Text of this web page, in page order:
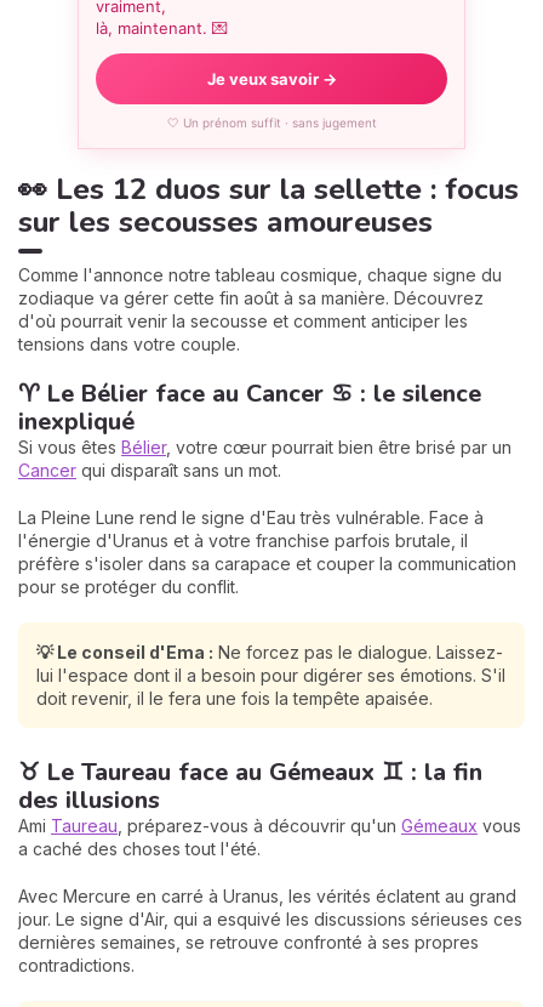
vraiment,
là, maintenant. 💌
Je veux savoir →
🤍 Un prénom suffit · sans jugement
👀 Les 12 duos sur la sellette : focus
sur les secousses amoureuses
Comme l'annonce notre tableau cosmique, chaque signe du
zodiaque va gérer cette fin août à sa manière. Découvrez
d'où pourrait venir la secousse et comment anticiper les
tensions dans votre couple.
♈ Le Bélier face au Cancer ♋ : le silence
inexpliqué
Si vous êtes Bélier, votre cœur pourrait bien être brisé par un
Cancer qui disparaît sans un mot.
La Pleine Lune rend le signe d'Eau très vulnérable. Face à
l'énergie d'Uranus et à votre franchise parfois brutale, il
préfère s'isoler dans sa carapace et couper la communication
pour se protéger du conflit.
💡 Le conseil d'Ema : Ne forcez pas le dialogue. Laissez-
lui l'espace dont il a besoin pour digérer ses émotions. S'il
doit revenir, il le fera une fois la tempête apaisée.
♉ Le Taureau face au Gémeaux ♊ : la fin
des illusions
Ami Taureau, préparez-vous à découvrir qu'un Gémeaux vous
a caché des choses tout l'été.
Avec Mercure en carré à Uranus, les vérités éclatent au grand
jour. Le signe d'Air, qui a esquivé les discussions sérieuses ces
dernières semaines, se retrouve confronté à ses propres
contradictions.